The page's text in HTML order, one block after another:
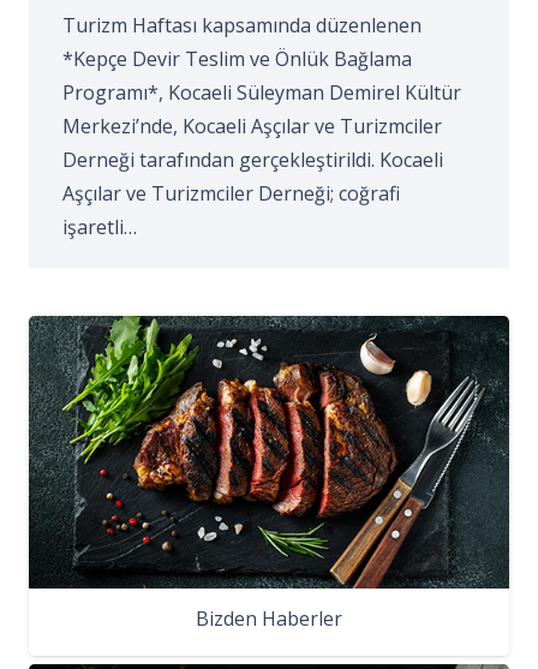
Turizm Haftası kapsamında düzenlenen
*Kepçe Devir Teslim ve Önlük Bağlama
Programı*, Kocaeli Süleyman Demirel Kültür
Merkezi’nde, Kocaeli Aşçılar ve Turizmciler
Derneği tarafından gerçekleştirildi. Kocaeli
Aşçılar ve Turizmciler Derneği; coğrafi
işaretli…
Bizden Haberler